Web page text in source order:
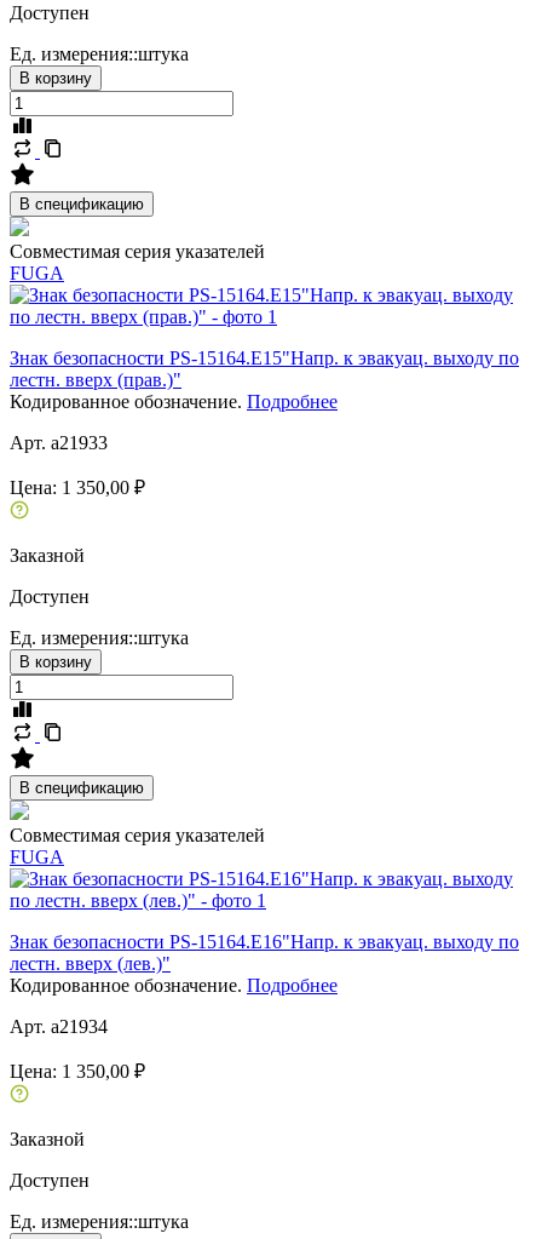
Доступен
Ед. измерения::штука
В корзину
В спецификацию
Совместимая серия указателей
FUGA
Знак безопасности PS-15164.E15"Напр. к эвакуац. выходу по
лестн. вверх (прав.)"
Кодированное обозначение. Подробнее
Арт. a21933
Цена: 1 350,00 ₽
Заказной
Доступен
Ед. измерения::штука
В корзину
В спецификацию
Совместимая серия указателей
FUGA
Знак безопасности PS-15164.E16"Напр. к эвакуац. выходу по
лестн. вверх (лев.)"
Кодированное обозначение. Подробнее
Арт. a21934
Цена: 1 350,00 ₽
Заказной
Доступен
Ед. измерения::штука